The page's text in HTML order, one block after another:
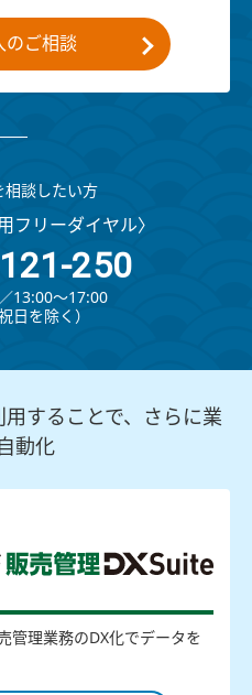
のご相談
相談したい方
フリーダイヤル〉
250
～17:00
⽇を除く）
することで、さらに業
動化
管理業務のDX化でデータを